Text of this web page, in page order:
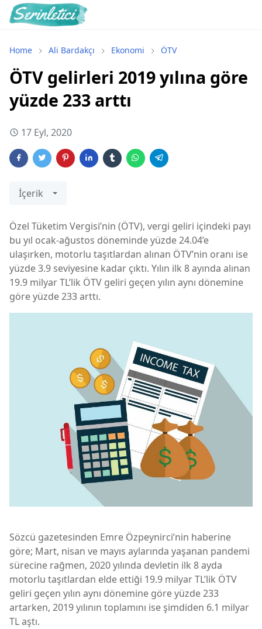
Home Ali Bardakçı Ekonomi ÖTV
ÖTV gelirleri 2019 yılına göre
yüzde 233 arttı
17 Eyl, 2020
İçerik
Özel Tüketim Vergisi’nin (ÖTV), vergi geliri içindeki payı
bu yıl ocak-ağustos döneminde yüzde 24.04’e
ulaşırken, motorlu taşıtlardan alınan ÖTV’nin oranı ise
yüzde 3.9 seviyesine kadar çıktı. Yılın ilk 8 ayında alınan
19.9 milyar TL’lik ÖTV geliri geçen yılın aynı dönemine
göre yüzde 233 arttı.
Sözcü gazetesinden Emre Özpeynirci’nin haberine
göre; Mart, nisan ve mayıs aylarında yaşanan pandemi
sürecine rağmen, 2020 yılında devletin ilk 8 ayda
motorlu taşıtlardan elde ettiği 19.9 milyar TL’lik ÖTV
geliri geçen yılın aynı dönemine göre yüzde 233
artarken, 2019 yılının toplamını ise şimdiden 6.1 milyar
TL aştı.